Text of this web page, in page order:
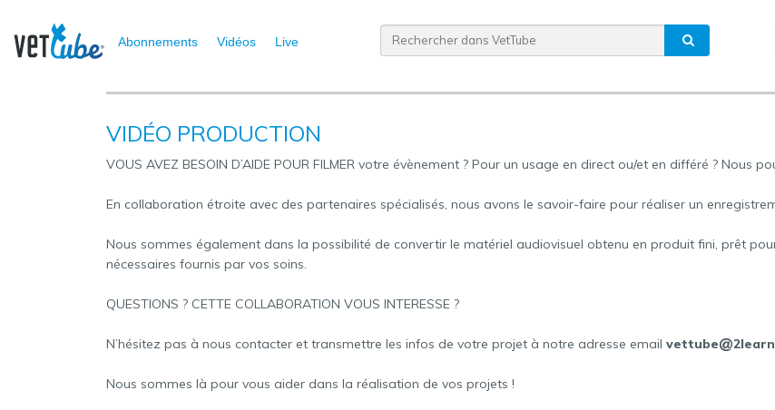
Abonnements Vidéos Live
VIDÉO PRODUCTION
VOUS AVEZ BESOIN D’AIDE POUR FILMER votre évènement ? Pour un usage en direct ou/et en différé ? Nous
En collaboration étroite avec des partenaires spécialisés, nous avons le savoir-faire pour réaliser un
Nous sommes également dans la possibilité de convertir le matériel audiovisuel obtenu en produit fini, prêt
nécessaires fournis par vos soins.
QUESTIONS ? CETTE COLLABORATION VOUS INTERESSE ?
N’hésitez pas à nous contacter et transmettre les infos de votre projet à notre adresse email vettube
Nous sommes là pour vous aider dans la réalisation de vos projets !